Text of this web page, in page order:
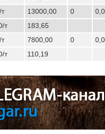
13000,00 0
т
183,65
7800,00 0
т
110,19